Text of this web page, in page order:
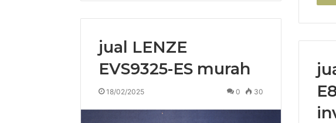
jual LENZE
EVS9325-ES murah
18/02/2025 0 30